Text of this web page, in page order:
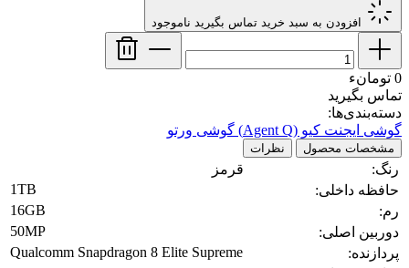
افزودن به سبد خرید تماس بگیرید ناموجود
0 تومانء
تماس بگیرید
دسته‌بندی‌ها:
گوشی ایجنت کیو (Agent Q)
گوشی ورتو
مشخصات محصول نظرات
رنگ:
قرمز
حافظه داخلی:
1TB
رم:
16GB
دوربین اصلی:
50MP
پردازنده:
Qualcomm Snapdragon 8 Elite Supreme